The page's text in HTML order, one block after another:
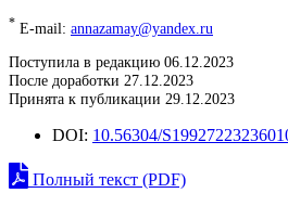
* E-mail: annazamay@yandex.ru
Поступила в редакцию 06.12.2023
После доработки 27.12.2023
Принята к публикации 29.12.2023
DOI: 10.56304/
Полный текст (PDF)